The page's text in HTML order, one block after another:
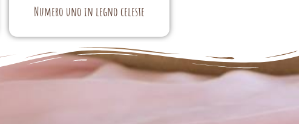
Numero uno in legno celeste